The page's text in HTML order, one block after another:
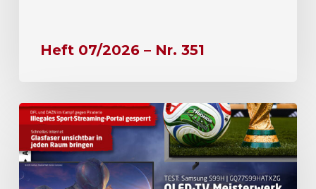
Heft 07/2026 – Nr. 351